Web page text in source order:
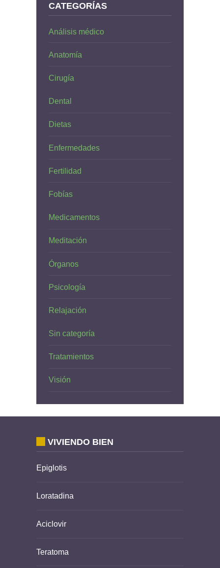
CATEGORÍAS
Análisis médico
Anatomía
Cirugía
Dental
Dietas
Enfermedades
Fertilidad
Fobías
Medicamentos
Meditación
Órganos
Psicología
Relajación
Sin categoría
Tratamientos
Visión
VIVIENDO BIEN
Epiglotis
Loratadina
Aciclovir
Teratoma